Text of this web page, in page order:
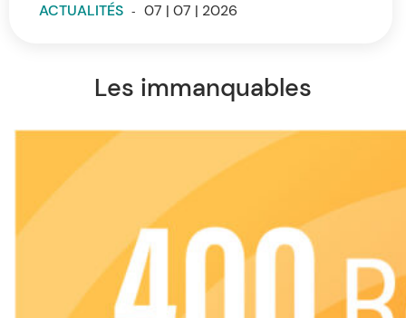
ACTUALITÉS - 07 | 07 | 2026
Les immanquables